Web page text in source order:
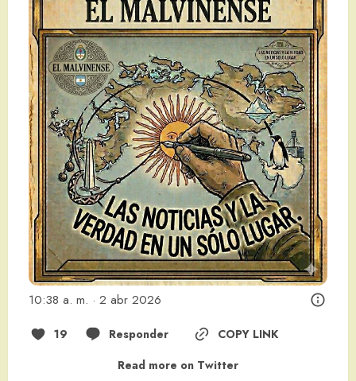
10:38 a. m. · 2 abr 2026
19 Responder
COPY LINK
Read more on Twitter